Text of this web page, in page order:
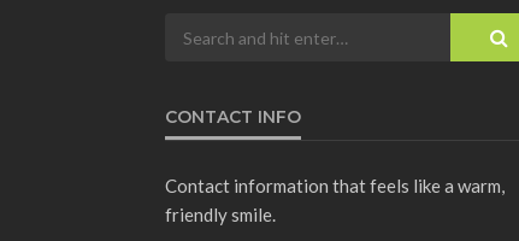
CONTACT INFO
Contact information that feels like a warm,
friendly smile.